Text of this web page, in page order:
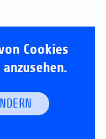
Cookies